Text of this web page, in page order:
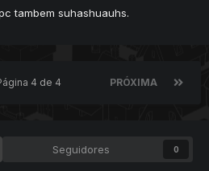
tambem suhashuauhs.
PRÓXIMA
4 de 4
Seguidores 0